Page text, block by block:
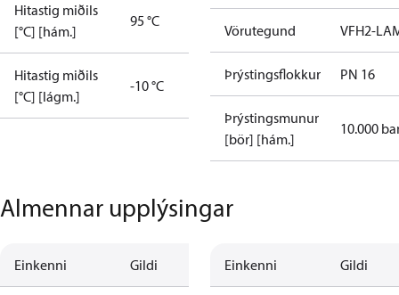
Hitastig miðils
[°C] [hám.]
95 °C
Hitastig miðils
[°C] [lágm.]
-10 °C
Vörutegund VFH2-
Þrýstingsflokkur PN 16
Þrýstingsmunur
[bör] [hám.]
10.000
Almennar upplýsingar
Einkenni Gildi Einkenni Gildi